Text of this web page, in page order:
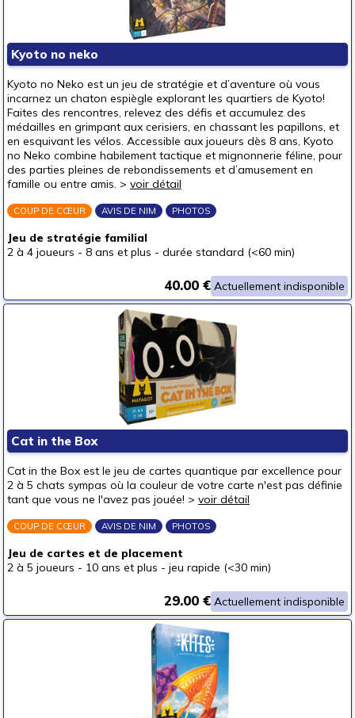
autour de 50 €
(14)
50 € et au-delà
(9)
Kyoto no neko
Kyoto no Neko est un jeu de stratégie et d’aventure où vous
incarnez un chaton espiègle explorant les quartiers de Kyoto!
Faites des rencontres, relevez des défis et accumulez des
médailles en grimpant aux cerisiers, en chassant les papillons, et
en esquivant les vélos. Accessible aux joueurs dès 8 ans, Kyoto
no Neko combine habilement tactique et mignonnerie féline, pour
des parties pleines de rebondissements et d’amusement en
famille ou entre amis. > voir détail
COUP DE CŒUR AVIS DE NIM PHOTOS
Jeu de stratégie familial
2 à 4 joueurs - 8 ans et plus - durée standard (<60 min)
Actuellement indisponible
40.00 €
Cat in the Box
Cat in the Box est le jeu de cartes quantique par excellence pour
2 à 5 chats sympas où la couleur de votre carte n'est pas définie
tant que vous ne l'avez pas jouée! > voir détail
COUP DE CŒUR AVIS DE NIM PHOTOS
Jeu de cartes et de placement
2 à 5 joueurs - 10 ans et plus - jeu rapide (<30 min)
Actuellement indisponible
29.00 €